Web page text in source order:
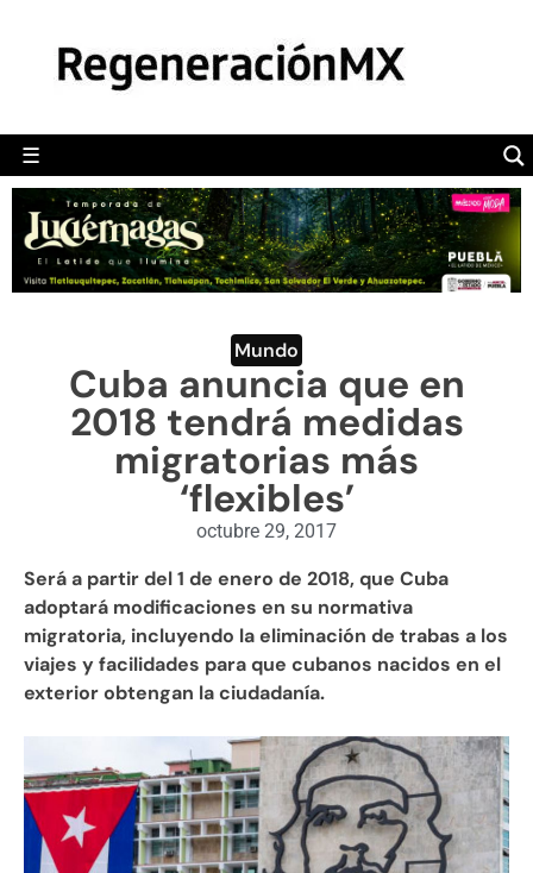
☰
POLÍTICA
CAMALEÓN
OPINIÓN
DEPORTES
ENGLISH SECTION
VIDEOS
Mundo
Cuba anuncia que en
2018 tendrá medidas
migratorias más
‘flexibles’
octubre 29, 2017
Será a partir del 1 de enero de 2018, que Cuba
adoptará modificaciones en su normativa
migratoria, incluyendo la eliminación de trabas a los
viajes y facilidades para que cubanos nacidos en el
exterior obtengan la ciudadanía.